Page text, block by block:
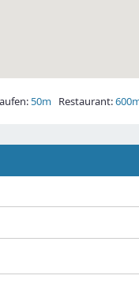
50m Restaurant: